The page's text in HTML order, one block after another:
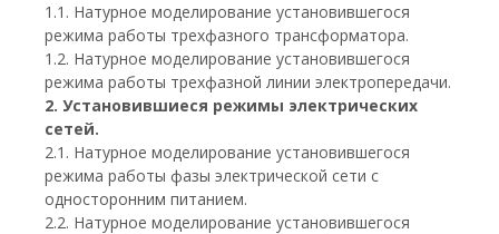
1.1. Натурное моделирование установившегося
режима работы трехфазного трансформатора.
1.2. Натурное моделирование установившегося
режима работы трехфазной линии электропередачи.
2. Установившиеся режимы электрических
сетей.
2.1. Натурное моделирование установившегося
режима работы фазы электрической сети с
односторонним питанием.
2.2. Натурное моделирование установившегося